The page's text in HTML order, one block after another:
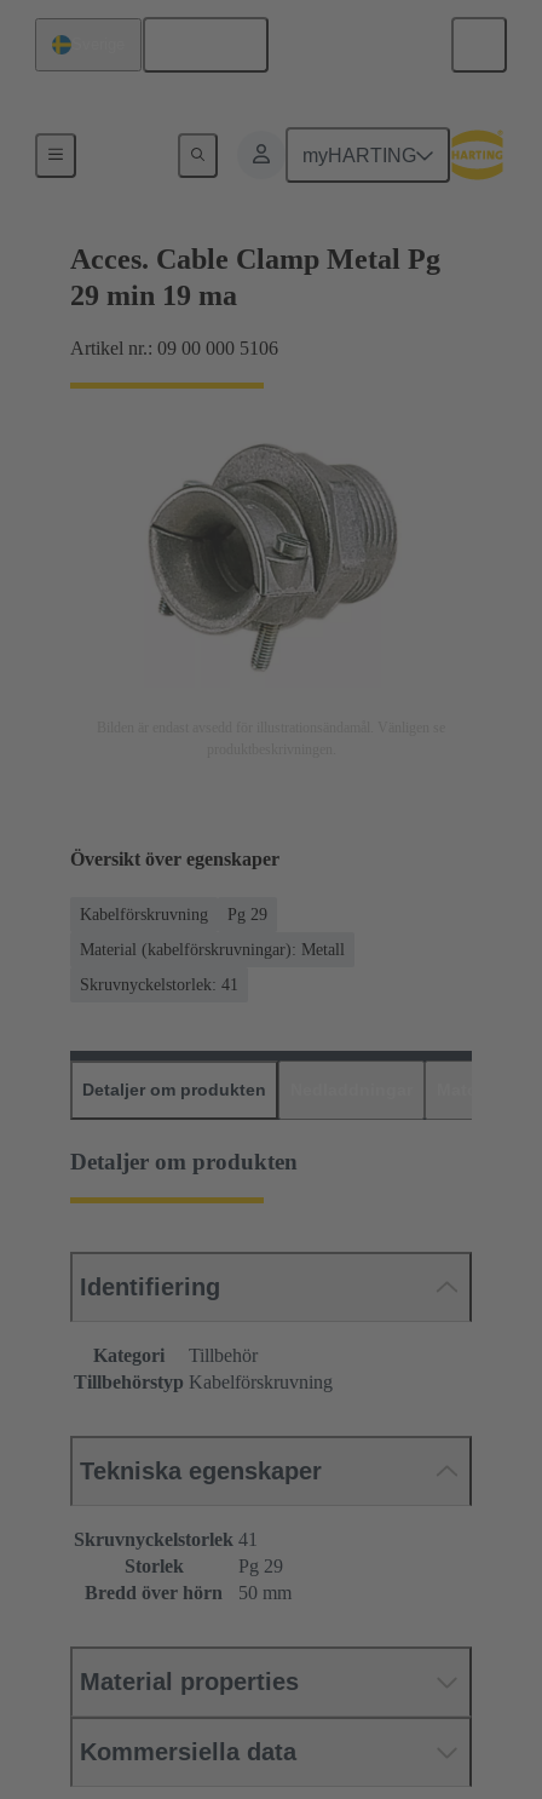
myHARTING
Kabelförskruvningar
Acces. Cable Clamp Metal Pg
29 min 19 ma
Artikel nr.: 09 00 000 5106
Översikt över egenskaper
Kabelförskruvning
Pg 29
Material (kabelförskruvningar): Metall
Skruvnyckelstorlek: 41
Detaljer om produkten
Detaljer om produkten
Identifiering
Kategori
Tillbehör
Tillbehörstyp Kabelförskruvning
Tekniska egenskaper
Skruvnyckelstorlek 41
Storlek
Pg 29
Bredd över hörn
50 mm
Material properties
Kommersiella data